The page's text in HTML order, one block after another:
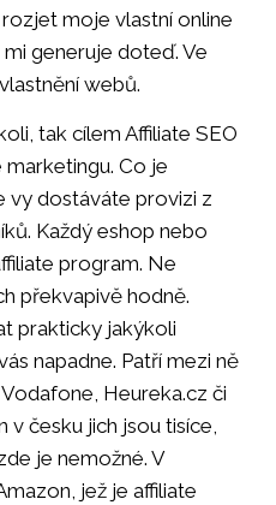
moje vlastní online
generuje doteď. Ve
webů.
tak cílem Affiliate SEO
Co je
vy dostáváte provizi z
Každý eshop nebo
program. Ne
překvapivě hodně.
prakticky jakýkoli
napadne. Patří mezi ně
Heureka.cz či
v česku jich jsou tisíce,
je nemožné. V
jež je affiliate